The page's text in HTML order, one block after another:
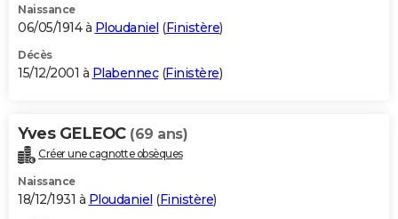
Naissance
06/05/1914 à Ploudaniel (Finistère)
Décès
15/12/2001 à Plabennec(Finistère)
Yves GELEOC (69 ans)
Créer une cagnotte obsèques
Naissance
18/12/1931 à Ploudaniel (Finistère)